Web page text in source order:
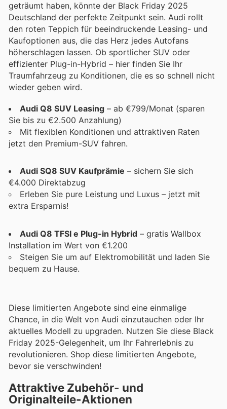
geträumt haben, könnte der Black Friday 2025
Deutschland der perfekte Zeitpunkt sein. Audi rollt
den roten Teppich für beeindruckende Leasing- und
Kaufoptionen aus, die das Herz jedes Autofans
höherschlagen lassen. Ob sportlicher SUV oder
effizienter Plug-in-Hybrid – hier finden Sie Ihr
Traumfahrzeug zu Konditionen, die es so schnell nicht
wieder geben wird.
Audi Q8 SUV Leasing – ab €799/Monat (sparen
Sie bis zu €2.500 Anzahlung)
Mit flexiblen Konditionen und attraktiven Raten
jetzt den Premium-SUV fahren.
Audi SQ8 SUV Kaufprämie – sichern Sie sich
€4.000 Direktabzug
Erleben Sie pure Leistung und Luxus – jetzt mit
extra Ersparnis!
Audi Q8 TFSI e Plug-in Hybrid – gratis Wallbox
Installation im Wert von €1.200
Steigen Sie um auf Elektromobilität und laden Sie
bequem zu Hause.
Diese limitierten Angebote sind eine einmalige
Chance, in die Welt von Audi einzutauchen oder Ihr
aktuelles Modell zu upgraden. Nutzen Sie diese Black
Friday 2025-Gelegenheit, um Ihr Fahrerlebnis zu
revolutionieren. Shop diese limitierten Angebote,
bevor sie verschwinden!
Attraktive Zubehör- und
Originalteile-Aktionen